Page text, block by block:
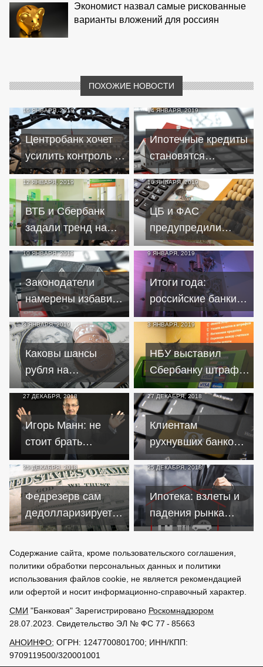
Экономист назвал самые рискованные
варианты вложений для россиян
ПОХОЖИЕ НОВОСТИ
16 ЯНВАРЯ, 2019
Центробанк хочет
усилить контроль за
трансграничными
переводами
14 ЯНВАРЯ, 2019
Ипотечные кредиты
становятся
непосильными для
россиян?
12 ЯНВАРЯ, 2019
ВТБ и Сбербанк
задали тренд на
повышение ставок
по ипотечным
кредитам
10 ЯНВАРЯ, 2019
ЦБ и ФАС
предупредили
банки об
ответственности за
хитрости с
вкладами
10 ЯНВАРЯ, 2019
Законодатели
намерены избавить
заёмщиков от
чрезмерных долгов
по ипотеке
9 ЯНВАРЯ, 2019
Итоги года:
российские банки
выстояли в
нелегкой схватке
3 ЯНВАРЯ, 2019
Каковы шансы
рубля на
укрепление в новом
году
3 ЯНВАРЯ, 2019
НБУ выставил
Сбербанку штраф в
95 миллионов
гривень
27 ДЕКАБРЯ, 2018
Игорь Манн: не
стоит брать
кредиты на
ненужные вещи
27 ДЕКАБРЯ, 2018
Клиентам
рухнувших банков
обещают вернуть
средства в режиме
онлайн
25 ДЕКАБРЯ, 2018
Федрезерв сам
дедолларизирует
глобальную
25 ДЕКАБРЯ, 2018
Ипотека: взлеты и
падения рынка
недвижимости
Содержание сайта, кроме пользовательского соглашения,
политики обработки персональных данных и политики
использования файлов cookie, не является рекомендацией
или офертой и носит информационно-справочный характер.
СМИ "Банковая" Зарегистрировано Роскомнадзором
28.07.2023. Свидетельство ЭЛ № ФС 77 - 85663
АНОИНФО; ОГРН: 1247700801700; ИНН/КПП:
9709119500/320001001